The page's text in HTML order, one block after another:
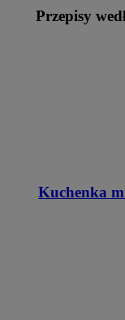
Przepisy
Kuchenka